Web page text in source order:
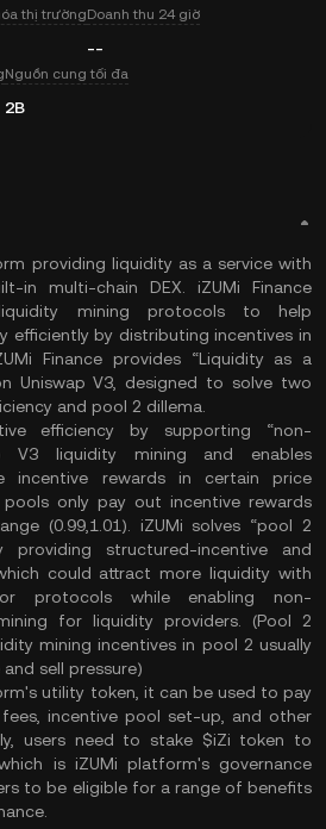
thị trườngDoanh thu 24 giờ
--
Nguồn cung tối đa
2B
providing liquidity as a service with
in multi-chain DEX. iZUMi Finance
mining protocols to help
efficiently by distributing incentives in
Finance provides “Liquidity as a
Uniswap V3, designed to solve two
and pool 2 dillema.
efficiency by supporting “non-
V3 liquidity mining and enables
incentive rewards in certain price
pools only pay out incentive rewards
(0.99,1.01). iZUMi solves “pool 2
providing structured-incentive and
could attract more liquidity with
protocols while enabling non-
for liquidity providers. (Pool 2
mining incentives in pool 2 usually
sell pressure)
utility token, it can be used to pay
incentive pool set-up, and other
users need to stake $iZi token to
is iZUMi platform's governance
to be eligible for a range of benefits